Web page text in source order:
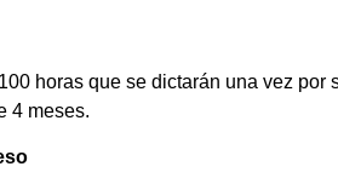
horas que se dictarán una vez
4 meses.